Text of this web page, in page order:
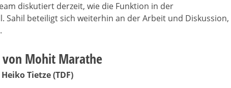
diskutiert derzeit, wie die Funktion in der
Sahil beteiligt sich weiterhin an der Arbeit und Diskussion,
Mohit Marathe
Tietze (TDF)